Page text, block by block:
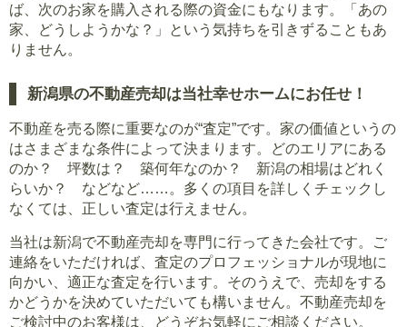
ば、次のお家を購入される際の資金にもなります。「あの
家、どうしようかな？」という気持ちを引きずることもあ
りません。
新潟県の不動産売却は当社幸せホームにお任せ！
不動産を売る際に重要なのが“査定”です。家の価値というの
はさまざまな条件によって決まります。どのエリアにある
のか？ 坪数は？ 築何年なのか？ 新潟の相場はどれく
らいか？ などなど……。多くの項目を詳しくチェックし
なくては、正しい査定は行えません。
当社は新潟で不動産売却を専門に行ってきた会社です。ご
連絡をいただければ、査定のプロフェッショナルが現地に
向かい、適正な査定を行います。そのうえで、売却をする
かどうかを決めていただいても構いません。不動産売却を
ご検討中のお客様は、どうぞお気軽にご相談ください。